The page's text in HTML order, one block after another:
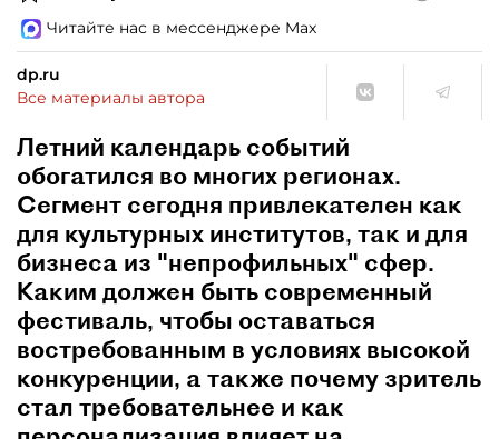
Читайте нас в мессенджере Max
dp.ru
Все материалы автора
Летний календарь событий
обогатился во многих регионах.
Сегмент сегодня привлекателен как
для культурных институтов, так и для
бизнеса из "непрофильных" сфер.
Каким должен быть современный
фестиваль, чтобы оставаться
востребованным в условиях высокой
конкуренции, а также почему зритель
стал требовательнее и как